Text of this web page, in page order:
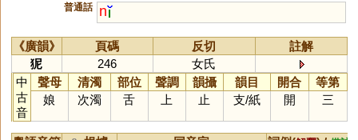
普通話
n
《廣韻》 頁碼 反切
註解
狔
246
女氏
中
古
音
聲母 清濁 部位 聲調 韻攝 韻目 開合
等第
娘
次濁 舌 上 止 支/紙 開 三